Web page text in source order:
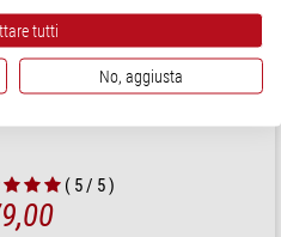
in24 ore
Cronus WA 8 mm 1,25"
( 5 / 5 )
tutti
No, aggiusta